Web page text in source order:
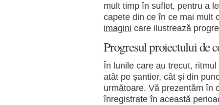
mult timp în suflet, pentru a
capete din ce în ce mai mult
imagini care ilustrează
Progresul proiectului de
În lunile care au trecut,
atât pe șantier, cât și din
următoare. Vă prezentăm în
înregistrate în această